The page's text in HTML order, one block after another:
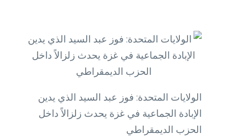
الولايات المتحدة: فوز عبد السيد الذي يدين
الإبادة الجماعية في غزة يحدث زلزالاً داخل
الحزب الديمقراطي